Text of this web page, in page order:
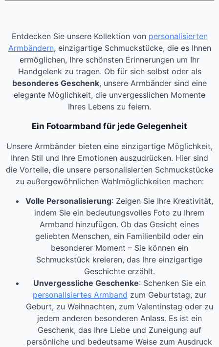
Entdecken Sie unsere Kollektion von personalisierten
Armbändern, einzigartige Schmuckstücke, die es Ihnen
ermöglichen, Ihre schönsten Erinnerungen um Ihr
Handgelenk zu tragen. Ob für sich selbst oder als
besonderes Geschenk, unsere Armbänder sind eine
elegante Möglichkeit, die unvergesslichen Momente
Ihres Lebens zu feiern.
Ein Fotoarmband für jede Gelegenheit
Unsere Armbänder bieten eine einzigartige Möglichkeit,
Ihren Stil und Ihre Emotionen auszudrücken. Hier sind
die Vorteile, die unsere personalisierten Schmuckstücke
zu außergewöhnlichen Wahlmöglichkeiten machen:
Volle Personalisierung: Zeigen Sie Ihre Kreativität,
indem Sie ein bedeutungsvolles Foto zu Ihrem
Armband hinzufügen. Ob das Gesicht eines
geliebten Menschen, ein Familienbild oder ein
besonderer Moment – Sie können ein
Schmuckstück kreieren, das Ihre einzigartige
Geschichte erzählt.
Unvergessliche Geschenke: Schenken Sie ein
personalisiertes Armband zum Geburtstag, zur
Geburt, zu Weihnachten, zum Valentinstag oder zu
jedem anderen besonderen Anlass. Es ist ein
Geschenk, das Ihre Liebe und Zuneigung auf
persönliche und bedeutsame Weise zum Ausdruck